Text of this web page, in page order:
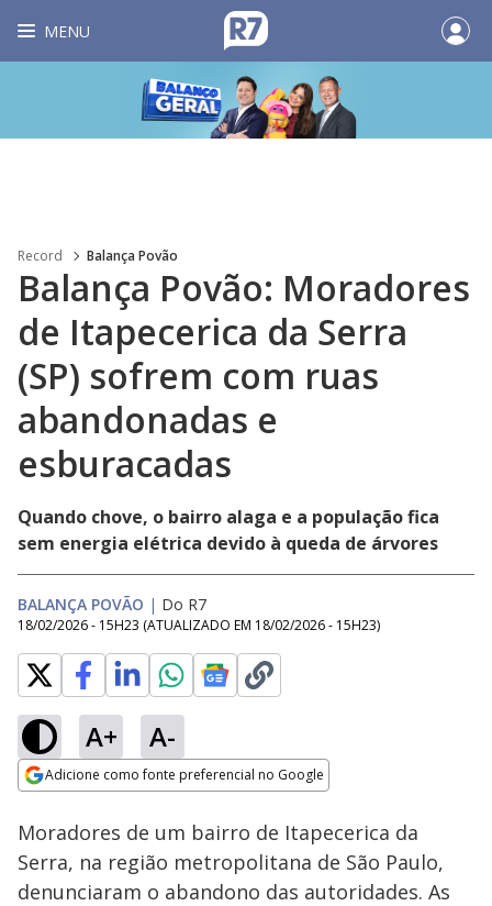
MENU
Record Balança Povão
Balança Povão: Moradores
de Itapecerica da Serra
(SP) sofrem com ruas
abandonadas e
esburacadas
Quando chove, o bairro alaga e a população fica
sem energia elétrica devido à queda de árvores
BALANÇA POVÃO | Do R7
18/02/2026 - 15H23 (ATUALIZADO EM 18/02/2026 - 15H23)
A+ A-
Adicione como fonte preferencial no Google
Ativar
Loaded :
16.17%
Moradores de um bairro de Itapecerica da
Serra, na região metropolitana de São Paulo,
denunciaram o abandono das autoridades. As